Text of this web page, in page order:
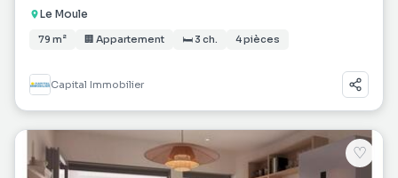
Le Moule
79 m² 🏢 Appartement 🛏 3 ch. 4 pièces
Capital Immobilier
♡